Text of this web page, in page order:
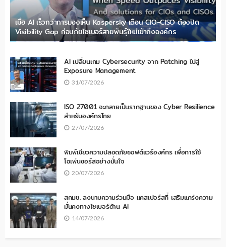
เมื่อ AI เร็วกว่าการมองเห็น Kaspersky เตือน CIO-CISO ต้องปิด
Visibility Gap ก่อนภัยไซเบอร์สายพันธุ์ใหม่เข้าถึงองค์กร
AI เปลี่ยนเกม Cybersecurity จาก Patching ไปสู่
Exposure Management
31/07/2026
ISO 27001 จะกลายเป็นรากฐานของ Cyber Resilience
สำหรับองค์กรไทย
27/07/2026
พิมพ์เขียวความปลอดภัยซอฟต์แวร์องค์กร เพื่อการใช้
โอเพ่นซอร์สอย่างมั่นใจ
20/07/2026
สกมช. ลงนามความร่วมมือ แคสเปอร์สกี้ เสริมแกร่งความ
มั่นคงทางไซเบอร์ด้าน AI
14/07/2026